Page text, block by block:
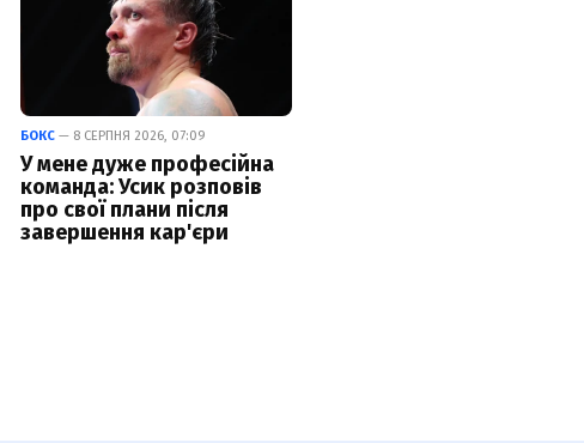
БОКС — 8 СЕРПНЯ 2026, 07:09
У мене дуже професійна
команда: Усик розповів
про свої плани після
завершення кар'єри